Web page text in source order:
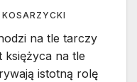
KOSARZYCKI
na tle tarczy
na tle
istotną rolę